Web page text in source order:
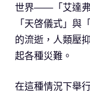
世界——「艾達弗
「天啓儀式」與
的流逝，人類壓
起各種災難。
在這種情況下舉